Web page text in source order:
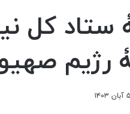
ستاد کل
رژیم
۵ آبان ۱۴۰۳